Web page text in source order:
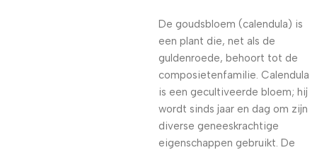
De goudsbloem (calendula) is
een plant die, net als de
guldenroede, behoort tot de
composietenfamilie. Calendula
is een gecultiveerde bloem; hij
wordt sinds jaar en dag om zijn
diverse geneeskrachtige
eigenschappen gebruikt. De